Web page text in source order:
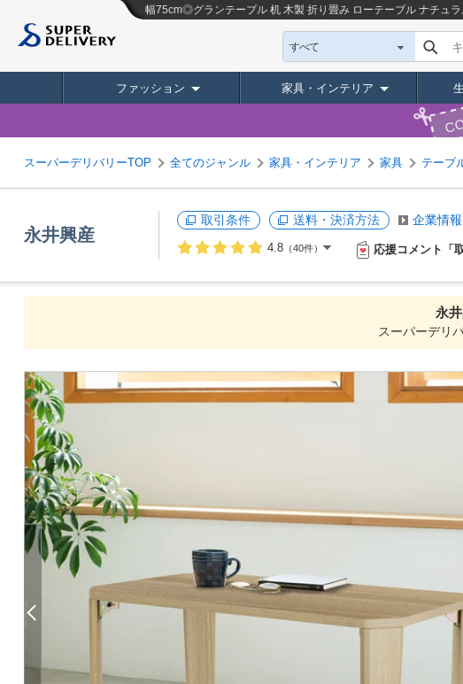
幅75cm◎グランテーブル 机 木製 折り畳み ローテーブル ナチュラ
すべて
ファッション 家具・インテリア
スーパーデリバリーTOP 全てのジャンル 家具・インテリア 家具 テーブ
永井興産
取引条件 送料・決済方法 企業情報
4.8（40件） 応援コメント「
永
スーパーデリ